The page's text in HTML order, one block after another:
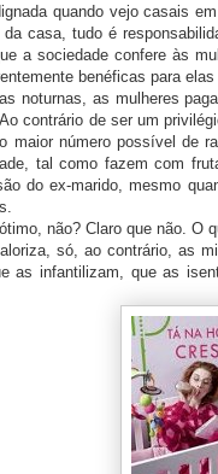
quando vejo casais em
casa, tudo é
a sociedade confere às
benéficas para
as mulheres pagam
contrário de ser um
maior número possível de
tal como fazem com
do ex-marido, mesmo
não? Claro que não. O
só, ao contrário, as
as infantilizam, que as